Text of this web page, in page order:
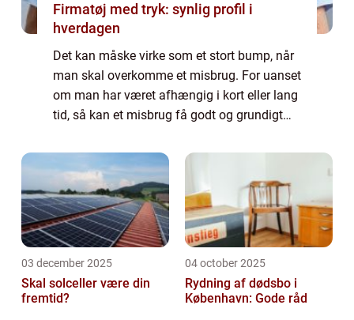
Firmatøj med tryk: synlig profil i
hverdagen
Det kan måske virke som et stort bump, når
man skal overkomme et misbrug. For uanset
om man har været afhængig i kort eller lang
tid, så kan et misbrug få godt og grundigt
bør holde sig fra at opsøge et ...
03 december 2025
Skal solceller være din
fremtid?
04 october 2025
Rydning af dødsbo i
København: Gode råd